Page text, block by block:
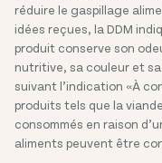
réduire le gaspillage
idées reçues, la DDM
produit conserve son
nutritive, sa couleur et
suivant l’indication «À
produits tels que la
consommés en raison
aliments peuvent être